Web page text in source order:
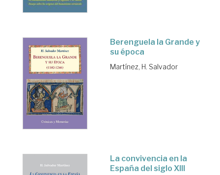
Berenguela la Grande y
su época
Martínez, H. Salvador
La convivencia en la
España del siglo XIII